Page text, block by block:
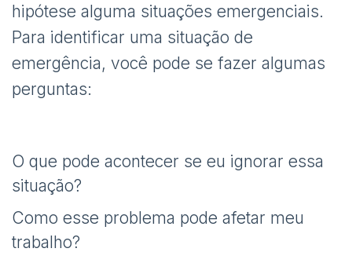
hipótese alguma situações emergenciais.
Para identificar uma situação de
emergência, você pode se fazer algumas
perguntas:
O que pode acontecer se eu ignorar essa
situação?
Como esse problema pode afetar meu
trabalho?